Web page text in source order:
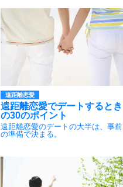
遠距離恋愛
遠距離恋愛でデートするとき
の30のポイント
遠距離恋愛のデートの大半は、事前
の準備で決まる。